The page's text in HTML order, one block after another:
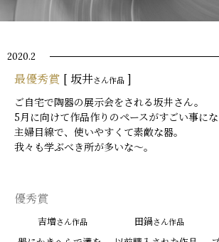
2020.2
最優秀賞 [ 坂井さん作品 ]
ご自宅で陶器の展示会をされる坂井さん。
5月に向けて作品作りのペースがすごい事にな
主婦目線で、使いやすくて素敵な器。
我々も学ぶべき所が多いな～。
優秀賞
吉増さん作品 田鍋さん作品